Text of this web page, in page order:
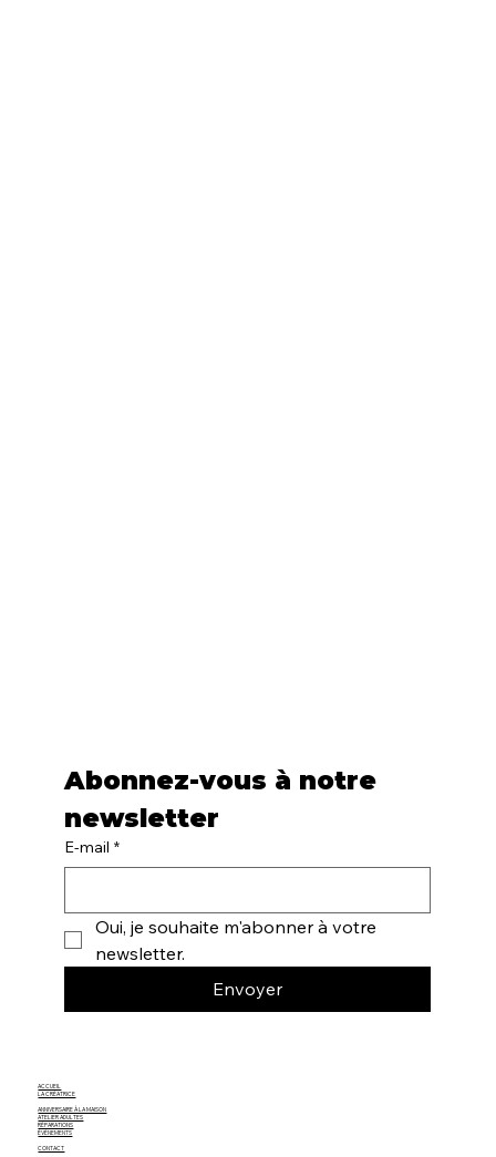
Abonnez-vous à notre
newsletter
E-mail *
Oui, je souhaite m'abonner à votre
newsletter.
Envoyer
ACCUEIL
LA CRÉATRICE
ANNIVERSAIRE À LA MAISON
ATELIER ADULTES
RÉPARATIONS
ÉVÈNEMENTS
CONTACT